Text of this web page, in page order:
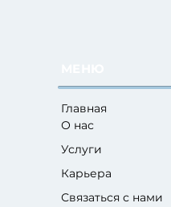
Главная
О нас
Услуги
Карьера
Связаться с нами